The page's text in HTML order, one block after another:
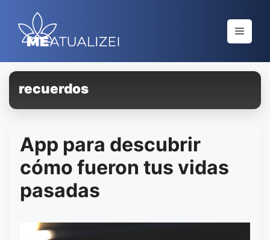
contenido
Menú
recuerdos
App para descubrir
cómo fueron tus vidas
pasadas